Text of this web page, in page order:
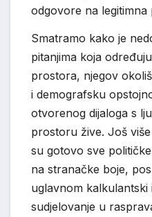
odgovore na legitimna
Smatramo kako je
pitanjima koja
prostora, njegov
i demografsku
otvorenog dijaloga s
prostoru žive. Još
su gotovo sve
na stranačke boje,
uglavnom kalkulantski
sudjelovanje u